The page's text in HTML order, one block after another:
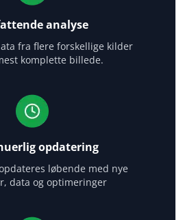
analyse
fra flere forskellige kilder
komplette billede.
opdatering
løbende med nye
data og optimeringer